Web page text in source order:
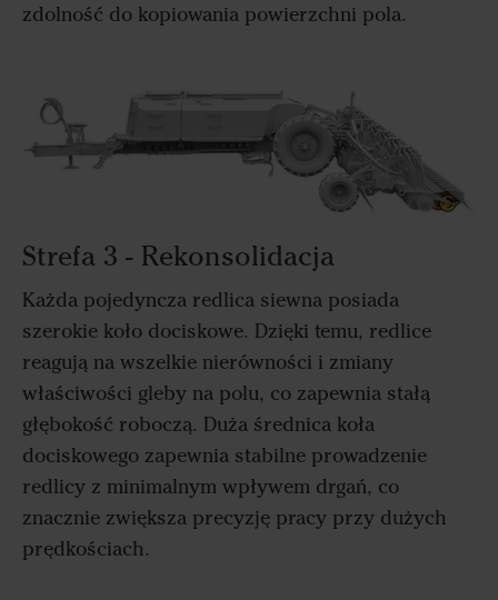
zdolność do kopiowania powierzchni pola.
Strefa 3 - Rekonsolidacja
Każda pojedyncza redlica siewna posiada
szerokie koło dociskowe. Dzięki temu, redlice
reagują na wszelkie nierówności i zmiany
właściwości gleby na polu, co zapewnia stałą
głębokość roboczą. Duża średnica koła
dociskowego zapewnia stabilne prowadzenie
redlicy z minimalnym wpływem drgań, co
znacznie zwiększa precyzję pracy przy dużych
prędkościach.